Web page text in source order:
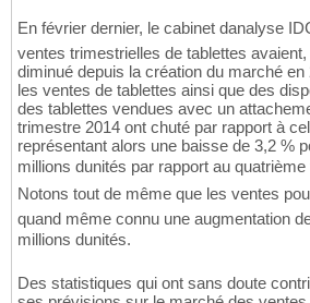
En février dernier, le cabinet danalyse
ventes trimestrielles de tablettes
diminué depuis la création du marché en
les ventes de tablettes ainsi que des
des tablettes vendues avec un
trimestre 2014 ont chuté par rapport à
représentant alors une baisse de 3,2 %
millions dunités par rapport au
Notons tout de même que les ventes
quand même connu une augmentation
millions dunités.
Des statistiques qui ont sans doute